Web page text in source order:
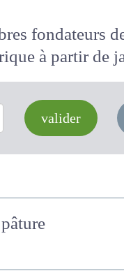
fondateurs
à
valider